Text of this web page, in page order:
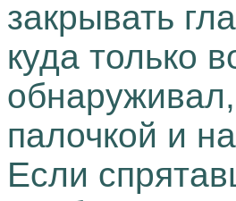
закрывать
куда только
палочкой и
Если